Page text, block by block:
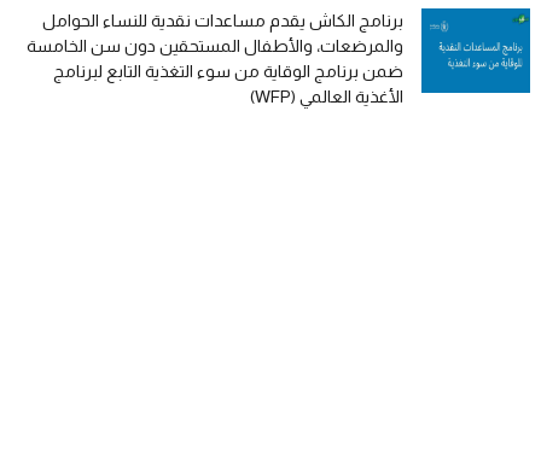
برنامج الكاش يقدم مساعدات نقدية للنساء الحوامل
والمرضعات، والأطفال المستحقين دون سن الخامسة
ضمن برنامج الوقاية من سوء التغذية التابع لبرنامج
الأغذية العالمي (WFP)